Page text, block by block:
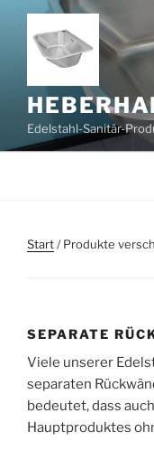
Zum
Inhalt
springen
Edelstahl-Sanitär-
Start/ Produkte
SEPARATE
Viele unserer
separaten
bedeutet, dass
Hauptproduktes